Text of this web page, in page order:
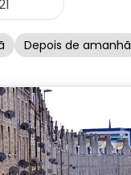
Depois de amanhã